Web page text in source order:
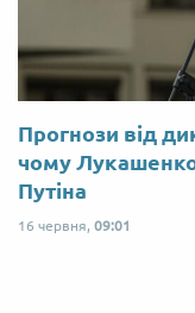
Прогнози від
чому
Путіна
16 червня, 09:01